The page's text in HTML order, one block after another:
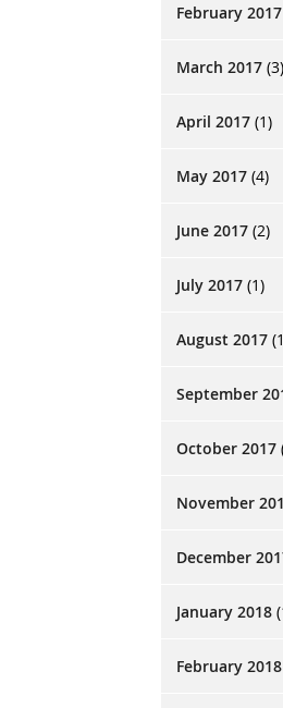
February 2017
March 2017(3)
April 2017(1)
May 2017(4)
June 2017(2)
July 2017(1)
August 2017
September
October 2017
November
December
January 2018
February 2018